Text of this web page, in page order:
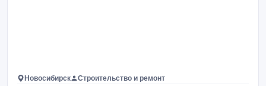
Новосибирск Строительство и ремонт